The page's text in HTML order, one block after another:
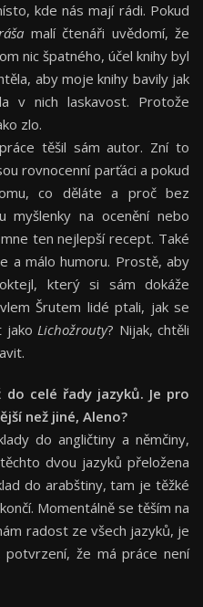
kde nás mají rádi. Pokud
malí čtenáři uvědomí, že
nic špatného, účel knihy byl
aby moje knihy bavily jak
v nich laskavost. Protože
zlo.
těšil sám autor. Zní to
rovnocenní parťáci a pokud
co děláte a proč bez
myšlenky na ocenění nebo
ten nejlepší recept. Také
a málo humoru. Prostě, aby
který si sám dokáže
Šrutem lidé ptali, jak se
jako Lichožrouty? Nijak, chtěli
do celé řady jazyků. Je pro
než jiné, Aleno?
do angličtiny a němčiny,
dvou jazyků přeložena
do arabštiny, tam je těžké
Momentálně se těším na
radost ze všech jazyků, je
že má práce není